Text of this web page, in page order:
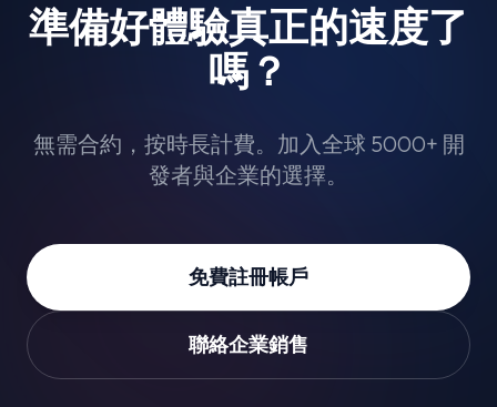
準備好體驗真正的速度了
嗎？
無需合約，按時長計費。加入全球 5000+ 開
發者與企業的選擇。
免費註冊帳戶
聯絡企業銷售